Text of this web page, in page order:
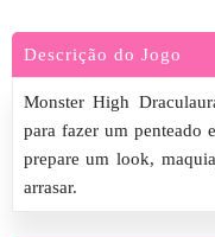
Descrição do Jogo
Monster High
para fazer um penteado
prepare um look,
arrasar.